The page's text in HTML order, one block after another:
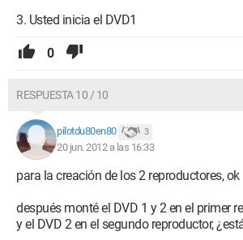
3. Usted inicia el DVD1
0
RESPUESTA 10 / 10
pilotdu80en80 3
20 jun. 2012 a las 16:33
para la creación de los 2 reproductores, ok
después monté el DVD 1 y 2 en el primer
y el DVD 2 en el segundo reproductor,